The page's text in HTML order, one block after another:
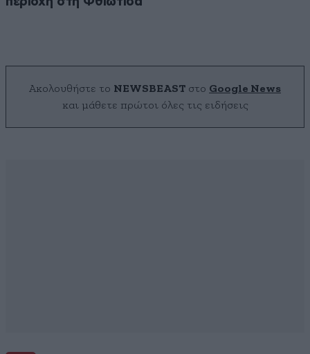
Ακολουθήστε το NEWSBEAST στο Google News
και μάθετε πρώτοι όλες τις ειδήσεις